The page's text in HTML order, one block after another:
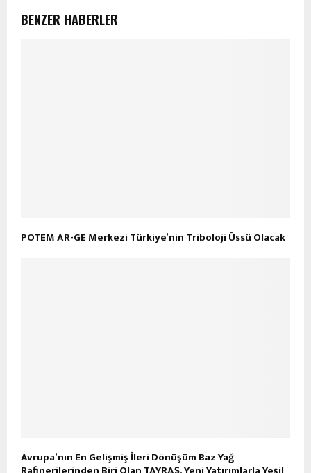
BENZER HABERLER
POTEM AR-GE Merkezi Türkiye’nin Triboloji Üssü Olacak
Avrupa’nın En Gelişmiş İleri Dönüşüm Baz Yağ